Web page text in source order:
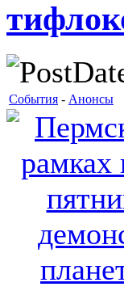
События - Анонсы